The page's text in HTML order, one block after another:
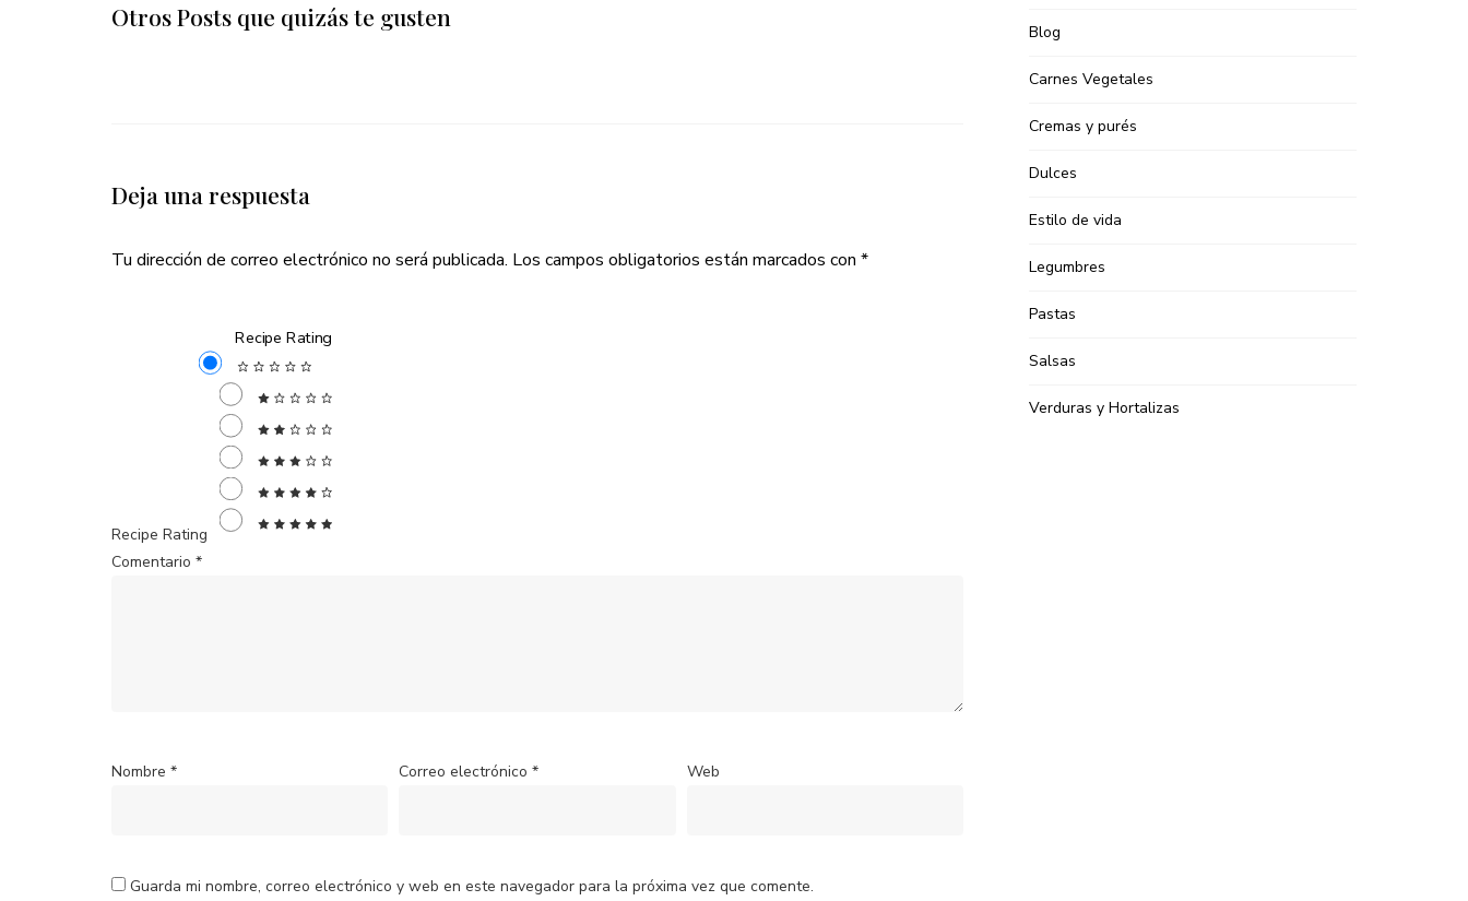
Otros Posts que quizás te gusten
Deja una respuesta
Tu dirección de correo electrónico no será publicada. Los campos obligatorios están marcados con *
Recipe Rating
Recipe Rating
Comentario *
Nombre * Correo electrónico* Web
Guarda mi nombre, correo electrónico y web en este navegador para la próxima vez que comente.
Blog
Carnes Vegetales
Cremas y purés
Dulces
Estilo de vida
Legumbres
Pastas
Salsas
Verduras y Hortalizas